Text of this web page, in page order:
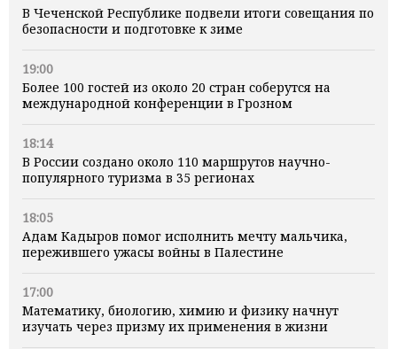
В Чеченской Республике подвели итоги совещания по
безопасности и подготовке к зиме
19:00
Более 100 гостей из около 20 стран соберутся на
международной конференции в Грозном
18:14
В России создано около 110 маршрутов научно-
популярного туризма в 35 регионах
18:05
Адам Кадыров помог исполнить мечту мальчика,
пережившего ужасы войны в Палестине
17:00
Математику, биологию, химию и физику начнут
изучать через призму их применения в жизни